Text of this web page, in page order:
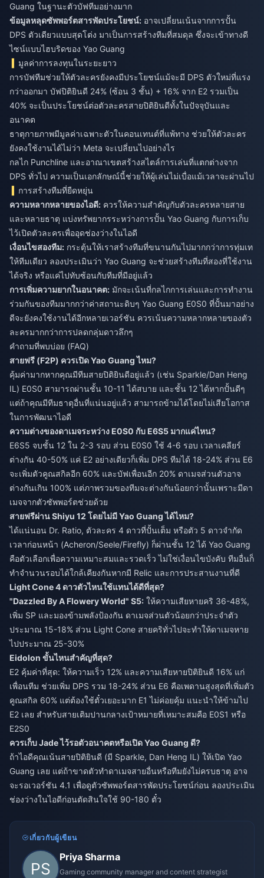
Guang ในฐานะตัวบัฟทีมอย่างมาก
ข้อมูลหลุดซัพพอร์ตสารพัดประโยชน์: อาจเปลี่ยนเน้นจากการปั้น
DPS ตัวเดียวแบบสุดโต่ง มาเป็นการสร้างทีมที่สมดุล ซึ่งจะเข้าทางดี
ไซน์แบบไฮบริดของ Yao Guang
มูลค่าการลงทุนในระยะยาว
การบัฟทีมช่วยให้ตัวละครยังคงมีประโยชน์แม้จะมี DPS ตัวใหม่ที่แรง
กว่าออกมา บัฟปิติยินดี 24% (ซ้อน 3 ชั้น) + 16% จาก E2 รวมเป็น
40% จะเป็นประโยชน์ต่อตัวละครสายปิติยินดีทั้งในปัจจุบันและ
อนาคต
ธาตุกายภาพมีมูลค่าเฉพาะตัวในคอนเทนต์ที่แพ้ทาง ช่วยให้ตัวละคร
ยังคงใช้งานได้ไม่ว่า Meta จะเปลี่ยนไปอย่างไร
กลไก Punchline และอาณาเขตสร้างสไตล์การเล่นที่แตกต่างจาก
DPS ทั่วไป ความเป็นเอกลักษณ์นี้ช่วยให้ผู้เล่นไม่เบื่อแม้เวลาจะผ่านไป
การสร้างทีมที่ยืดหยุ่น
ความหลากหลายของไอดี: ควรให้ความสำคัญกับตัวละครหลายสาย
และหลายธาตุ แบ่งทรัพยากรระหว่างการปั้น Yao Guang กับการเก็บ
ไว้เปิดตัวละครเพื่ออุดช่องว่างในไอดี
เงื่อนไขสองทีม: กระตุ้นให้เราสร้างทีมที่ขนานกันไปมากกว่าการทุ่มเท
ให้ทีมเดียว ลองประเมินว่า Yao Guang จะช่วยสร้างทีมที่สองที่ใช้งาน
ได้จริง หรือแค่ไปทับซ้อนกับทีมที่มีอยู่แล้ว
การเพิ่มความยากในอนาคต: มักจะเน้นที่กลไกการเล่นและการทำงาน
ร่วมกันของทีมมากกว่าค่าสถานะดิบๆ Yao Guang E0S0 ที่ปั้นมาอย่าง
ดีจะยังคงใช้งานได้อีกหลายเวอร์ชัน ควรเน้นความหลากหลายของตัว
ละครมากกว่าการปลดกลุ่มดาวลึกๆ
คำถามที่พบบ่อย (FAQ)
สายฟรี (F2P) ควรเปิด Yao Guang ไหม?
คุ้มค่ามากหากคุณมีทีมสายปิติยินดีอยู่แล้ว (เช่น Sparkle/Dan Heng
IL) E0S0 สามารถผ่านชั้น 10-11 ได้สบาย และชั้น 12 ได้หากปั้นดีๆ
แต่ถ้าคุณมีทีมธาตุอื่นที่แน่นอยู่แล้ว สามารถข้ามได้โดยไม่เสียโอกาส
ในการพัฒนาไอดี
ความต่างของดาเมจระหว่าง E0S0 กับ E6S5 มากแค่ไหน?
E6S5 จบชั้น 12 ใน 2-3 รอบ ส่วน E0S0 ใช้ 4-6 รอบ เวลาเคลียร์
ต่างกัน 40-50% แค่ E2 อย่างเดียวก็เพิ่ม DPS ทีมได้ 18-24% ส่วน E6
จะเพิ่มตัวคูณสกิลอีก 60% และบัฟเพื่อนอีก 20% ดาเมจส่วนตัวอาจ
ต่างกันเกิน 100% แต่ภาพรวมของทีมจะต่างกันน้อยกว่านั้นเพราะมีดา
เมจจากตัวซัพพอร์ตช่วยด้วย
สายฟรีผ่าน Shiyu 12 โดยไม่มี Yao Guang ได้ไหม?
ได้แน่นอน Dr. Ratio, ตัวละคร 4 ดาวที่ปั้นเต็ม หรือตัว 5 ดาวจำกัด
เวลาก่อนหน้า (Acheron/Seele/Firefly) ก็ผ่านชั้น 12 ได้ Yao Guang
คือตัวเลือกเพื่อความเหมาะสมและรวดเร็ว ไม่ใช่เงื่อนไขบังคับ ทีมอื่นก็
ทำจำนวนรอบได้ใกล้เคียงกันหากมี Relic และการประสานงานที่ดี
Light Cone 4 ดาวตัวไหนใช้แทนได้ดีที่สุด?
"Dazzled By A Flowery World" S5: ให้ความเสียหายคริ 36-48%,
เพิ่ม SP และมองข้ามพลังป้องกัน ดาเมจส่วนตัวน้อยกว่าประจำตัว
ประมาณ 15-18% ส่วน Light Cone สายคริทั่วไปจะทำให้ดาเมจหาย
ไปประมาณ 25-30%
Eidolon ขั้นไหนสำคัญที่สุด?
E2 คุ้มค่าที่สุด: ให้ความเร็ว 12% และความเสียหายปิติยินดี 16% แก่
เพื่อนทีม ช่วยเพิ่ม DPS รวม 18-24% ส่วน E6 คือเพดานสูงสุดที่เพิ่มตัว
คูณสกิล 60% แต่ต้องใช้ตั๋วเยอะมาก E1 ไม่ค่อยคุ้ม แนะนำให้ข้ามไป
E2 เลย สำหรับสายเติมปานกลางเป้าหมายที่เหมาะสมคือ E0S1 หรือ
E2S0
ควรเก็บ Jade ไว้รอตัวอนาคตหรือเปิด Yao Guang ดี?
ถ้าไอดีคุณเน้นสายปิติยินดี (มี Sparkle, Dan Heng IL) ให้เปิด Yao
Guang เลย แต่ถ้าขาดตัวทำดาเมจสายอื่นหรือทีมยังไม่ครบธาตุ อาจ
จะรอเวอร์ชัน 4.1 เพื่อดูตัวซัพพอร์ตสารพัดประโยชน์ก่อน ลองประเมิน
ช่องว่างในไอดีก่อนตัดสินใจใช้ 90-180 ตั๋ว
เกี่ยวกับผู้เขียน
Priya Sharma
Gaming community manager and content strategist